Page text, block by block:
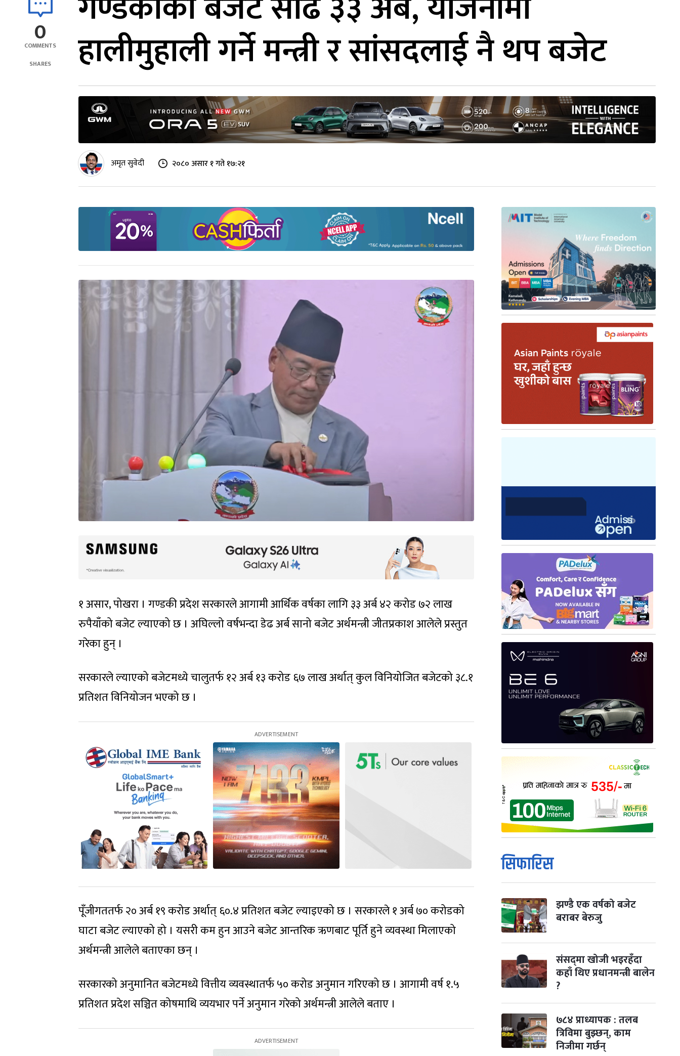
0
COMMENTS
SHARES
हालीमुहाली गर्ने मन्त्री र सांसदलाई नै थप बजेट
अमृत सुवेदी २०८० असार १ गते १७:२१
१ असार, पोखरा । गण्डकी प्रदेश सरकारले आगामी आर्थिक वर्षका लागि ३३ अर्ब ४२ करोड ७२ लाख
रुपैयाँको बजेट ल्याएको छ । अघिल्लो वर्षभन्दा डेढ अर्ब सानो बजेट अर्थमन्त्री जीतप्रकाश आलेले प्रस्तुत
गरेका हुन् ।
सरकारले ल्याएको बजेटमध्ये चालुतर्फ १२ अर्ब १३ करोड ६७ लाख अर्थात् कुल विनियोजित बजेटको ३८.१
प्रतिशत विनियोजन भएको छ ।
पूँजीगततर्फ २० अर्ब १९ करोड अर्थात् ६०.४ प्रतिशत बजेट ल्याइएको छ । सरकारले १ अर्ब ७० करोडको
घाटा बजेट ल्याएको हो । यसरी कम हुन आउने बजेट आन्तरिक ऋणबाट पूर्ति हुने व्यवस्था मिलाएको
अर्थमन्त्री आलेले बताएका छन् ।
सरकारको अनुमानित बजेटमध्ये वित्तीय व्यवस्थातर्फ ५० करोड अनुमान गरिएको छ । आगामी वर्ष १.५
प्रतिशत प्रदेश सञ्चित कोषमाथि व्ययभार पर्ने अनुमान गरेको अर्थमन्त्री आलेले बताए ।
सिफारिस
झण्डै एक वर्षको बजेट
बराबर बेरुजु
संसद्‌मा खोजी भइरहँदा
कहाँ थिए प्रधानमन्त्री बालेन
?
७८४ प्राध्यापक : तलब
त्रिविमा बुझ्छन्, काम
निजीमा गर्छन्